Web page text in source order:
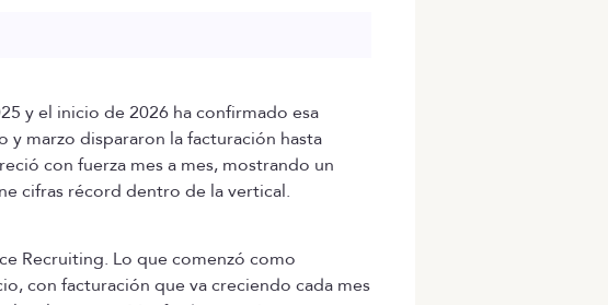
y el inicio de 2026 ha confirmado esa
marzo dispararon la facturación hasta
con fuerza mes a mes, mostrando un
cifras récord dentro de la vertical.
Recruiting. Lo que comenzó como
con facturación que va creciendo cada mes